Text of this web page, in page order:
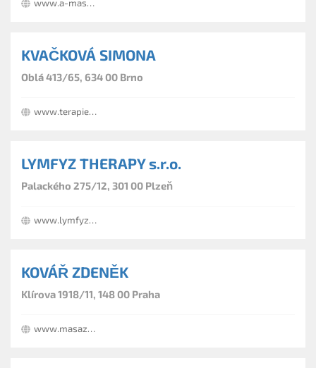
www.a-masaze.cz
KVAČKOVÁ SIMONA
Oblá 413/65, 634 00 Brno
www.terapiebolesti.cz
LYMFYZ THERAPY s.r.o.
Palackého 275/12, 301 00 Plzeň
www.lymfyztherapy.cz
KOVÁŘ ZDENĚK
Klírova 1918/11, 148 00 Praha
www.masaze-apohoda.webgarden.cz